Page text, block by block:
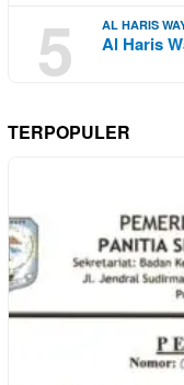
5
AL HARIS
Al Haris
TERPOPULER